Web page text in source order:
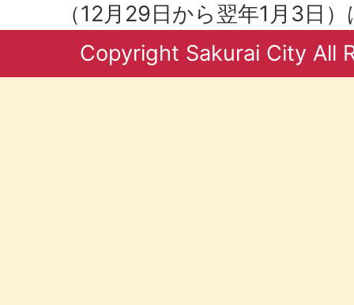
（12月29日から翌年1月3日
Copyright Sakurai City All